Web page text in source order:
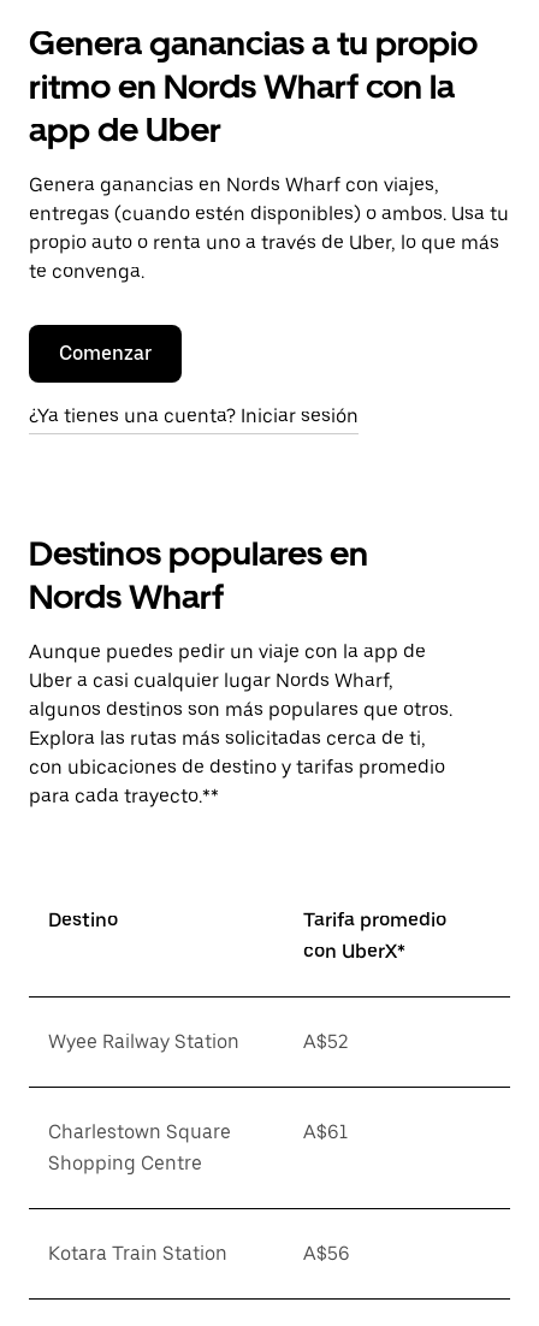
Genera ganancias a tu propio
ritmo en Nords Wharf con la
app de Uber
Genera ganancias en Nords Wharf con viajes,
entregas (cuando estén disponibles) o ambos. Usa tu
propio auto o renta uno a través de Uber, lo que más
te convenga.
Comenzar
¿Ya tienes una cuenta? Iniciar sesión
Destinos populares en
Nords Wharf
Aunque puedes pedir un viaje con la app de
Uber a casi cualquier lugar Nords Wharf,
algunos destinos son más populares que otros.
Explora las rutas más solicitadas cerca de ti,
con ubicaciones de destino y tarifas promedio
para cada trayecto.**
Destino
Tarifa promedio
con UberX*
Wyee Railway Station A$52
Charlestown Square
Shopping Centre
A$61
Kotara Train Station A$56